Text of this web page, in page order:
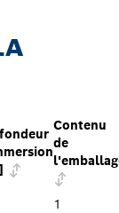
Contenu
de
1